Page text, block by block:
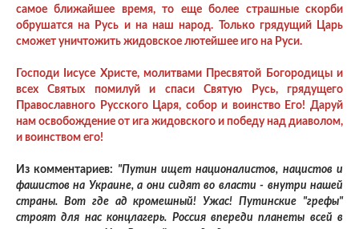
самое ближайшее время, то еще более страшные скорби
обрушатся на Русь и на наш народ. Только грядущий Царь
сможет уничтожить жидовское лютейшее иго на Руси.
Господи Iисусе Христе, молитвами Пресвятой Богородицы и
всех Святых помилуй и спаси Святую Русь, грядущего
Православного Русского Царя, собор и воинство Его! Даруй
нам освобождение от ига жидовского и победу над диаволом,
и воинством его!
Из комментариев: "Путин ищет националистов, нацистов и
фашистов на Украине, а они сидят во власти - внутри нашей
страны. Вот где ад кромешный! Ужас! Путинские "грефы"
строят для нас концлагерь. Россия впереди планеты всей в